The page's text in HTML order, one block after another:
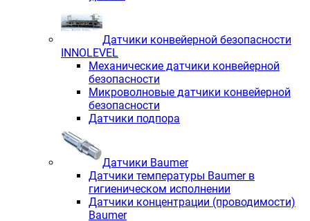
Датчики конвейерной безопасности
INNOLEVEL
Механические датчики конвейерной
безопасности
Микроволновые датчики конвейерной
безопасности
Датчики подпора
Датчики Baumer
Датчики температуры Baumer в
гигиеническом исполнении
Датчики концентрации (проводимости)
Baumer